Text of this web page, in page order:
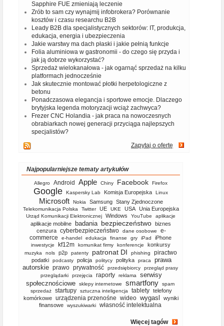
Sapphire FUE zmieniają leczenie
Zrób to sam czy wynajmij infobrokera? Porównanie
kosztów i czasu researchu B2B
Leady B2B dla specjalistycznych sektorów: IT, produkcja,
edukacja, energia i ubezpieczenia
Jakie warstwy ma dach płaski i jakie pełnią funkcje
Folia aluminiowa w gastronomii - do czego się przyda i
jak ją dobrze wykorzystać?
Sprzedaż wielokanałowa - jak ogarnąć sprzedaż na kilku
platformach jednocześnie
Jak skutecznie montować płotki herpetologiczne z
betonu
Ponadczasowa elegancja i sportowe emocje. Dlaczego
brytyjska legenda motoryzacji wciąż zachwyca?
Frezer CNC Holandia - jak praca na nowoczesnych
obrabiarkach nowej generacji przyciąga najlepszych
specjalistów?
Zapytaj o ofertę
Najpopularniejsze tematy artykułów
Allegro Android Apple Chiny Facebook Firefox
Google Kaspersky Lab Komisja Europejska Linux
Microsoft Nokia Samsung Stany Zjednoczone
Telekomunikacja Polska Twitter UE UKE USA Unia Europejska
Urząd Komunikacji Elektronicznej Windows YouTube aplikacje
aplikacje mobilne badania bezpieczeństwo biznes
cenzura cyberbezpieczeństwo dane osobowe
e-
commerce
e-handel edukacja finanse gry iPad iPhone
inwestycje kf12m komunikat firmy konferencje konkursy
muzyka nols p2p patenty patronat DI phishing piractwo
podatki podcasty policja politycy polityka praca
prawa
autorskie prawo prywatność przedsiębiorcy
przegląd prasy
przeglądarki
przejęcia raporty reklama
serwisy
społecznościowe
sklepy internetowe smartfony
spam
sprzedaż
startupy sztuczna inteligencja tablety telefony
komórkowe
urządzenia przenośne wideo wygasl
wyniki
finansowe
wyszukiwarki własność intelektualna
Więcej tagów